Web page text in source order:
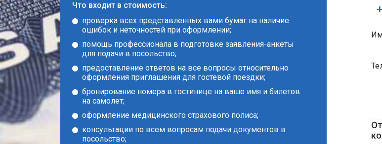
Что входит в стоимость:
проверка всех представленных вами бумаг на наличие
ошибок и неточностей при оформлении;
помощь профессионала в подготовке заявления-анкеты
для подачи в посольство;
предоставление ответов на все вопросы относительно
оформления приглашения для гостевой поездки;
бронирование номера в гостинице на ваше имя и билетов
на самолет;
оформление медицинского страхового полиса;
консультации по всем вопросам подачи документов в
посольство;